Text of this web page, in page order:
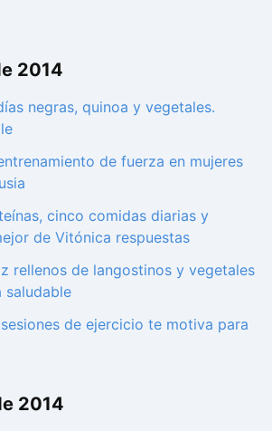
2014
negras, quinoa y vegetales.
de fuerza en mujeres
cinco comidas diarias y
de Vitónica respuestas
rellenos de langostinos y vegetales
saludable
de ejercicio te motiva para
2014